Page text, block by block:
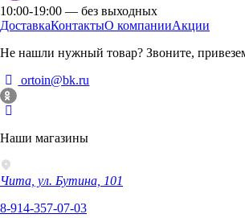
10:00-19:00 — без выходных
ДоставкаКонтактыО компанииАкции
Не нашли нужный товар? Звоните,
ortoin@bk.ru
Наши магазины
Чита, ул. Бутина, 101
8-914-357-07-03